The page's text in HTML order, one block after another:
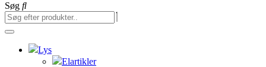
Søg
Lys
Elartikler